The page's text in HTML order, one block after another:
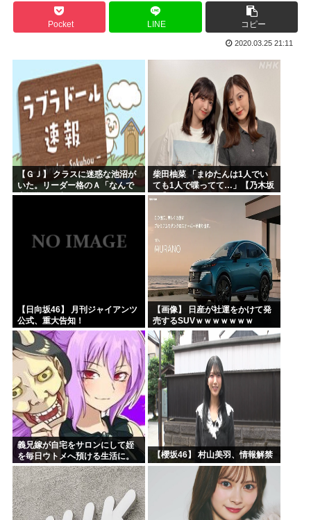
韓国人「韓国が熊本地震で飲料水1万本送ったら日本人は韓国...
ヤニねこさん、BPOが動く
高市早苗熊本視察PVを映像ディレクターが本気で分析した結...
みいちゃんのモデルになった人は性格がいいらしい。
来週のハンターハンタータイソンとツベッパ王子TSK17に...
『ヤニねこ』の喫煙や覚醒剤の注射シーン、青少年への影響を...
Pocket LINE コピー
2020.03.25 21:11
【ＧＪ】 クラスに迷惑な池沼が
いた。リーダー格のＡ「なんで
支援学級に入れないんです
柴田柚菜 「まゆたんは1人でい
ても1人で喋ってて…」【乃木坂
46】
【日向坂46】 月刊ジャイアンツ
公式、重大告知！
【画像】 日産が社運をかけて発
売するSUVｗｗｗｗｗｗｗ
義兄嫁が自宅をサロンにして姪
を毎日ウトメへ預ける生活に。
数年後、そのツケが一気に回っ
てきて…
【櫻坂46】 村山美羽、情報解禁